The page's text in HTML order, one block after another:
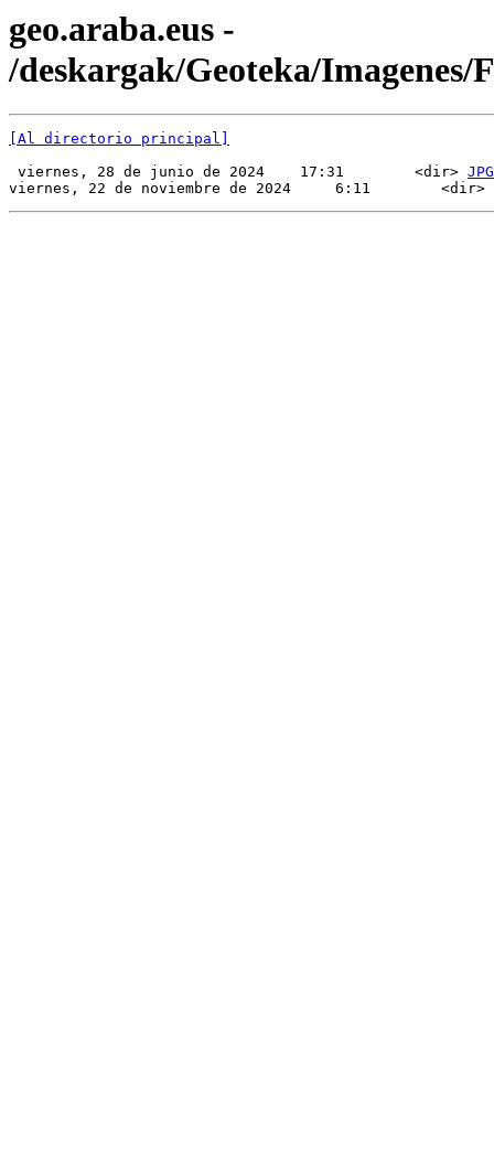
geo.araba.eus -
/deskargak/Geoteka/Imagenes/
[Al directorio principal]
viernes, 28 de junio de 2024    17:31        <dir> JPG
viernes, 22 de noviembre de 2024     6:11        <dir>